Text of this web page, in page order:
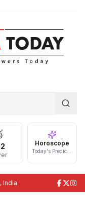
Horoscope
India